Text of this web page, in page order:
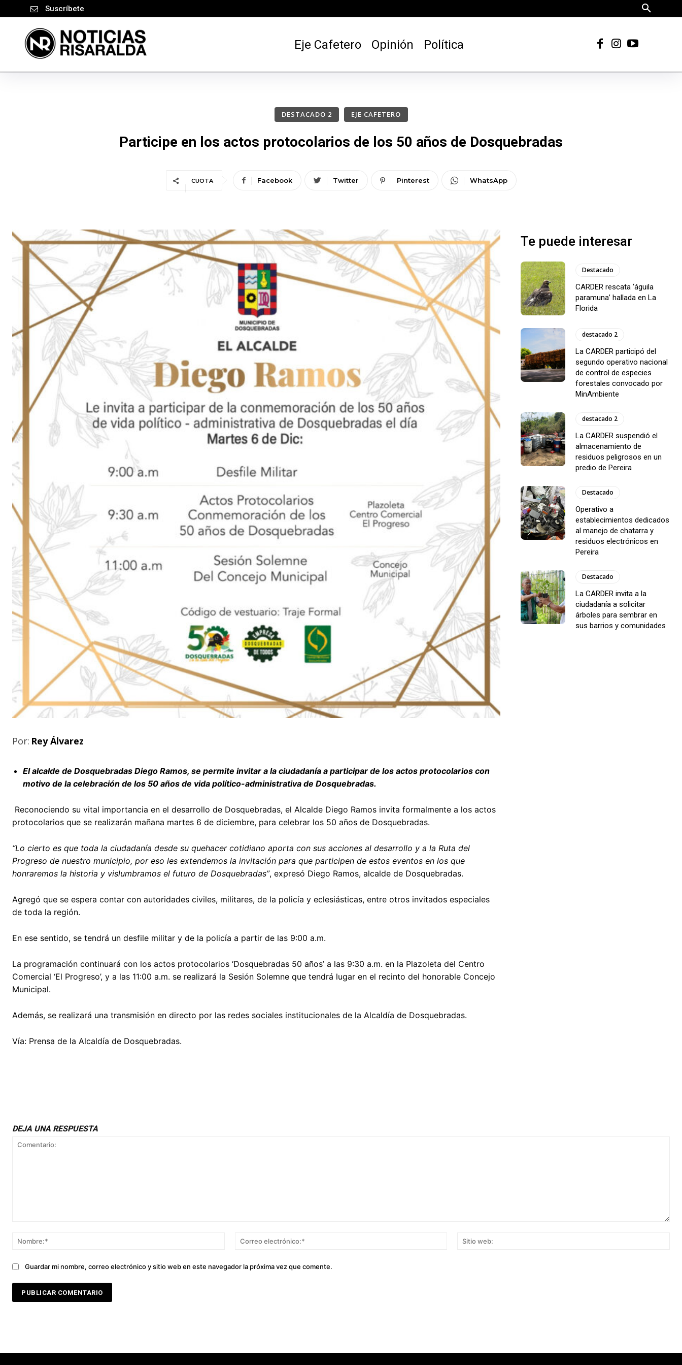
Suscríbete
Eje Cafetero Opinión Política
DESTACADO 2 EJE CAFETERO
Participe en los actos protocolarios de los 50 años de Dosquebradas
CUOTA Facebook Twitter Pinterest WhatsApp
Por: Rey Álvarez
El alcalde de Dosquebradas Diego Ramos, se permite invitar a la ciudadanía a participar de los actos protocolarios con
motivo de la celebración de los 50 años de vida político-administrativa de Dosquebradas.
Reconociendo su vital importancia en el desarrollo de Dosquebradas, el Alcalde Diego Ramos invita formalmente a los actos
protocolarios que se realizarán mañana martes 6 de diciembre, para celebrar los 50 años de Dosquebradas.
“Lo cierto es que toda la ciudadanía desde su quehacer cotidiano aporta con sus acciones al desarrollo y a la Ruta del
Progreso de nuestro municipio, por eso les extendemos la invitación para que participen de estos eventos en los que
honraremos la historia y vislumbramos el futuro de Dosquebradas”, expresó Diego Ramos, alcalde de Dosquebradas.
Agregó que se espera contar con autoridades civiles, militares, de la policía y eclesiásticas, entre otros invitados especiales
de toda la región.
En ese sentido, se tendrá un desfile militar y de la policía a partir de las 9:00 a.m.
La programación continuará con los actos protocolarios ‘Dosquebradas 50 años’ a las 9:30 a.m. en la Plazoleta del Centro
Comercial ‘El Progreso’, y a las 11:00 a.m. se realizará la Sesión Solemne que tendrá lugar en el recinto del honorable Concejo
Municipal.
Además, se realizará una transmisión en directo por las redes sociales institucionales de la Alcaldía de Dosquebradas.
Vía: Prensa de la Alcaldía de Dosquebradas.
Te puede interesar
Destacado
CARDER rescata ‘águila
paramuna’ hallada en La
Florida
destacado 2
La CARDER participó del
segundo operativo nacional
de control de especies
forestales convocado por
MinAmbiente
destacado 2
La CARDER suspendió el
almacenamiento de
residuos peligrosos en un
predio de Pereira
Destacado
Operativo a
establecimientos dedicados
al manejo de chatarra y
residuos electrónicos en
Pereira
Destacado
La CARDER invita a la
ciudadanía a solicitar
árboles para sembrar en
sus barrios y comunidades
DEJA UNA RESPUESTA
Nombre:*
Correo
Guardar mi nombre, correo electrónico y sitio web en este navegador la próxima vez que comente.